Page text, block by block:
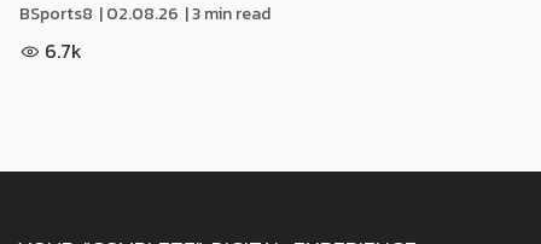
BSports8 |02.08.26 | 3 min read
6.7k